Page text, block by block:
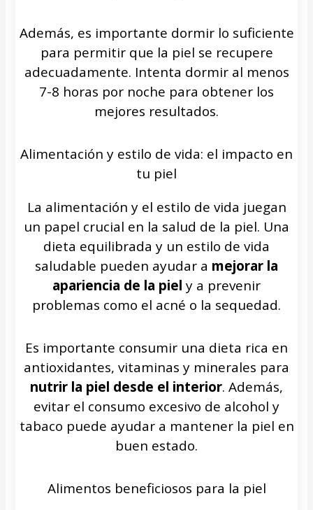
Además, es importante dormir lo suficiente
para permitir que la piel se recupere
adecuadamente. Intenta dormir al menos
7-8 horas por noche para obtener los
mejores resultados.
Alimentación y estilo de vida: el impacto en
tu piel
La alimentación y el estilo de vida juegan
un papel crucial en la salud de la piel. Una
dieta equilibrada y un estilo de vida
saludable pueden ayudar a mejorar la
apariencia de la piel y a prevenir
problemas como el acné o la sequedad.
Es importante consumir una dieta rica en
antioxidantes, vitaminas y minerales para
nutrir la piel desde el interior. Además,
evitar el consumo excesivo de alcohol y
tabaco puede ayudar a mantener la piel en
buen estado.
Alimentos beneficiosos para la piel